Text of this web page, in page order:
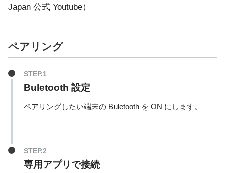
Japan 公式 Youtube）
ペアリング
Buletooth 設定
ペアリングしたい端末の Buletooth を ON にします。
専用アプリで接続